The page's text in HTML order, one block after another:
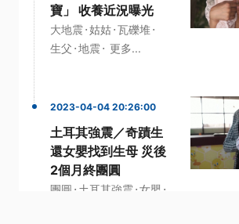
寶」 收養近況曝光
大地震·姑姑·瓦礫堆·
生父 ·地震· 更多...
2023-04-04 20:26:00
土耳其強震／奇蹟生
還女嬰找到生母 災後
2個月終團圓
團圓 · 土耳其強震·女嬰 ·